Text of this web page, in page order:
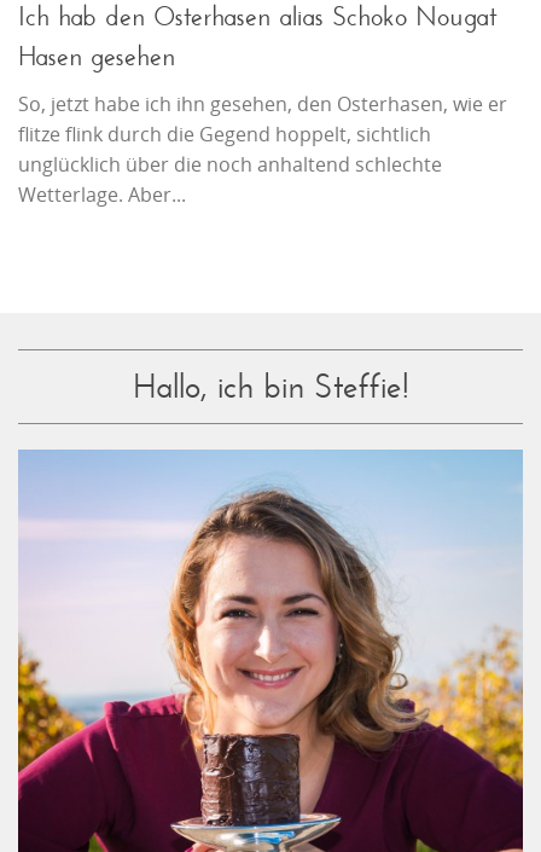
Ich hab den Osterhasen alias Schoko Nougat
Hasen gesehen
So, jetzt habe ich ihn gesehen, den Osterhasen, wie er
flitze flink durch die Gegend hoppelt, sichtlich
unglücklich über die noch anhaltend schlechte
Wetterlage. Aber...
Hallo, ich bin Steffie!